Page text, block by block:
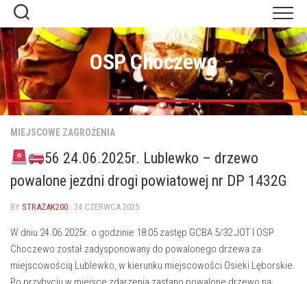
Skip
content
OSP Choczewo
MIEJSCOWE ZAGROŻENIA
56 24.06.2025r. Lublewko – drzewo
powalone jezdni drogi powiatowej nr DP 1432G
BY STRAZAK200 · 24 CZERWCA 2025
W dniu 24.06.2025r. o godzinie 18:05 zastęp GCBA 5/32 JOT I OSP
Choczewo został zadysponowany do powalonego drzewa za
miejscowością Lublewko, w kierunku miejscowości Osieki Lęborskie.